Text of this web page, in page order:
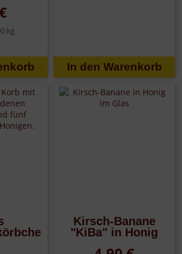
kg
Kirsch-Banane
"KiBa" in Honig